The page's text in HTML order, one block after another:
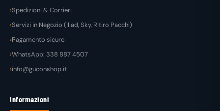
Spedizioni & Corrieri
Servizi in Negozio (Iliad, Sky, Ritiro Pacchi)
Pagamento sicuro
WhatsApp: 338 887 4507
info@guconshop.it
Informazioni